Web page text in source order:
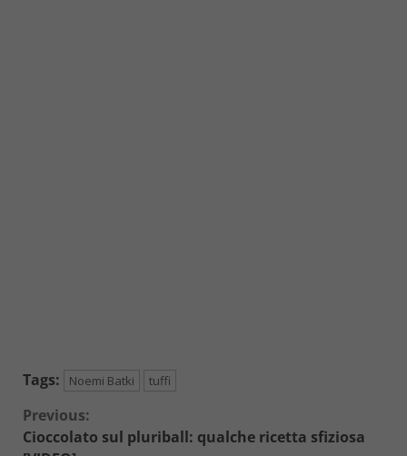
Tags: Noemi Batki tuffi
Continue
Previous:
Cioccolato sul pluriball: qualche ricetta sfiziosa